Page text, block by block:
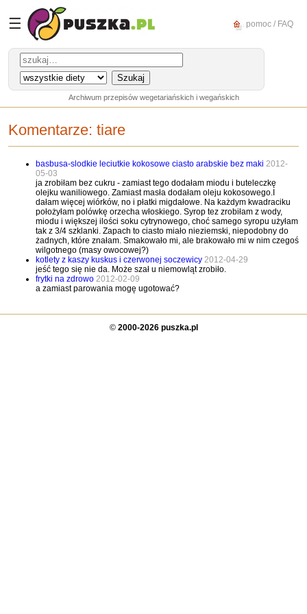
☰ pomoc / FAQ
Archiwum przepisów wegetariańskich i wegańskich
Komentarze: tiare
basbusa-slodkie leciutkie kokosowe ciasto arabskie bez maki 2012-
05-03
ja zrobiłam bez cukru - zamiast tego dodałam miodu i buteleczkę
olejku waniliowego. Zamiast masła dodałam oleju kokosowego.I
dałam więcej wiórków, no i płatki migdałowe. Na każdym kwadraciku
położyłam polówkę orzecha włoskiego. Syrop tez zrobiłam z wody,
miodu i większej ilości soku cytrynowego, choć samego syropu użyłam
tak z 3/4 szklanki. Zapach to ciasto miało nieziemski, niepodobny do
żadnych, które znałam. Smakowało mi, ale brakowało mi w nim czegoś
wilgotnego (masy owocowej?)
kotlety z kaszy kuskus i czerwonej soczewicy 2012-04-29
jeść tego się nie da. Może szał u niemowląt zrobiło.
frytki na zdrowo 2012-02-09
a zamiast parowania mogę ugotować?
© 2000-2026 puszka.pl